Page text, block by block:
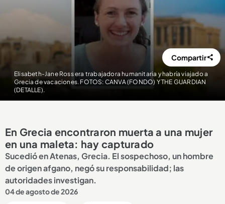
Elisabeth-Jane Ross era trabajadora humanitaria y habría viajado a
Grecia de vacaciones. FOTOS: CANVA (FONDO) Y THE GUARDIAN
(DETALLE).
Compartir
En Grecia encontraron muerta a una mujer
en una maleta: hay capturado
Sucedió en Atenas, Grecia. El sospechoso, un hombre
de origen afgano, negó su responsabilidad; las
autoridades investigan.
04 de agosto de 2026